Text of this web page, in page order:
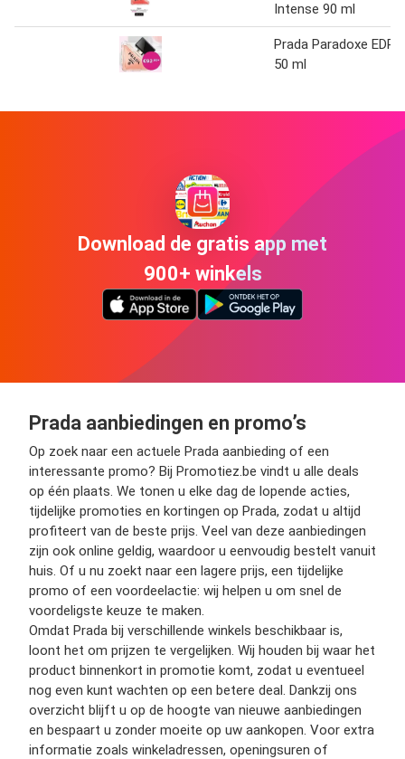
Intense 90 ml
Prada Paradoxe EDP
50 ml
Download de gratis app met
900+ winkels
Prada aanbiedingen en promo’s
Op zoek naar een actuele Prada aanbieding of een
interessante promo? Bij Promotiez.be vindt u alle deals
op één plaats. We tonen u elke dag de lopende acties,
tijdelijke promoties en kortingen op Prada, zodat u altijd
profiteert van de beste prijs. Veel van deze aanbiedingen
zijn ook online geldig, waardoor u eenvoudig bestelt vanuit
huis. Of u nu zoekt naar een lagere prijs, een tijdelijke
promo of een voordeelactie: wij helpen u om snel de
voordeligste keuze te maken.
Omdat Prada bij verschillende winkels beschikbaar is,
loont het om prijzen te vergelijken. Wij houden bij waar het
product binnenkort in promotie komt, zodat u eventueel
nog even kunt wachten op een betere deal. Dankzij ons
overzicht blijft u op de hoogte van nieuwe aanbiedingen
en bespaart u zonder moeite op uw aankopen. Voor extra
informatie zoals winkeladressen, openingsuren of